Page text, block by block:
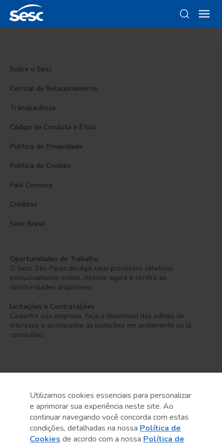
Sobre o Sesc
Central de Relacionamento
Transparência
Código de Conduta e Ética
Política de Privacidade
Política de Cookies
Fale Conosco
Créditos
Sesc Brasil
Oportunidades de Trabalho
O Sesc São Paulo divulga seus processos seletivos
exclusivamente online. Acesse agora e confira as
oportunidades disponíveis.
Licitações e Contratações
Cadastre sua empresa, faça o download dos editais de
interesse e acompanhe as licitações em andamento ou já
concluídas.
Serviço Social do Comércio
Administração Regional no Estado de São Paulo
Utilizamos cookies essenciais para personalizar
e aprimorar sua experiência neste site. Ao
continuar navegando você concorda com estas
condições, detalhadas na nossa Política de
Cookies de acordo com a nossa Política de